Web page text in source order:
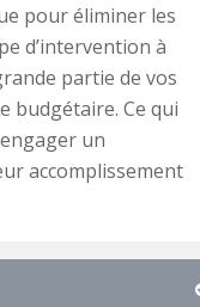
pour éliminer les
d’intervention à
partie de vos
budgétaire. Ce qui
un
accomplissement